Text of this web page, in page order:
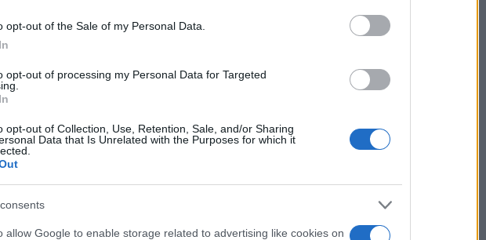
opt-out of the Sale of my Personal Data.
opt-out of processing my Personal Data for Targeted
opt-out of Collection, Use, Retention, Sale, and/or Sharing
Data that Is Unrelated with the Purposes for which it
allow Google to enable storage related to advertising like cookies on
sempre reinterpretato da designer e
lo vediamo su abiti come
di Chiara Ferragni segna un’evoluzione.
un accessorio, ma un vero e proprio
attraverso un pezzo così iconico?